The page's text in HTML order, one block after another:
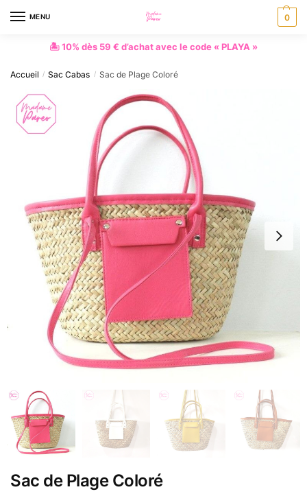
MENU 0
🏝 10% dès 59 € d’achat avec le code « PLAYA »
Accueil / Sac Cabas / Sac de Plage Coloré
Sac de Plage Coloré